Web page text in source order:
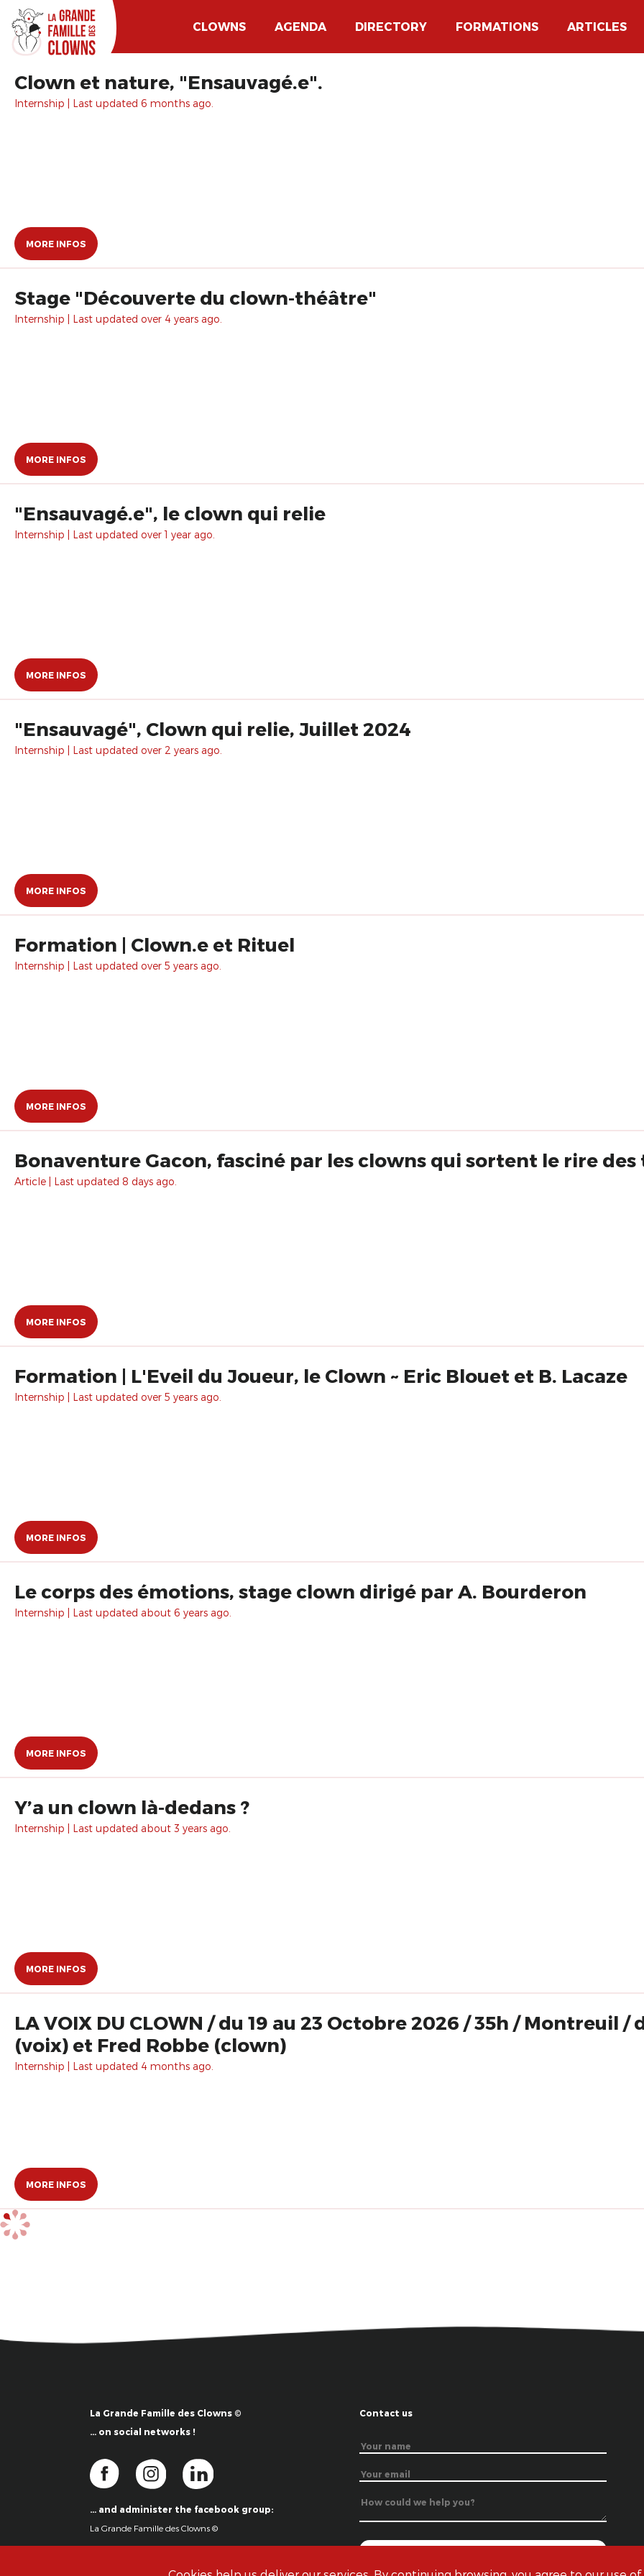
CLOWNS AGENDA DIRECTORY FORMATIONS ARTICLES
Clown et nature, "Ensauvagé.e".
Internship | Last updated 6 months ago.
MORE INFOS
Stage "Découverte du clown-théâtre"
Internship | Last updated over 4 years ago.
MORE INFOS
"Ensauvagé.e", le clown qui relie
Internship | Last updated over 1 year ago.
MORE INFOS
"Ensauvagé", Clown qui relie, Juillet 2024
Internship | Last updated over 2 years ago.
MORE INFOS
Formation | Clown.e et Rituel
Internship | Last updated over 5 years ago.
MORE INFOS
Bonaventure Gacon, fasciné par les clowns qui sortent le rire des
Article | Last updated 8 days ago.
MORE INFOS
Formation | L'Eveil du Joueur, le Clown ~ Eric Blouet et B. Lacaze
Internship | Last updated over 5 years ago.
MORE INFOS
Le corps des émotions, stage clown dirigé par A. Bourderon
Internship | Last updated about 6 years ago.
MORE INFOS
Y’a un clown là-dedans ?
Internship | Last updated about 3 years ago.
MORE INFOS
LA VOIX DU CLOWN / du 19 au 23 Octobre 2026 / 35h / Montreuil
(voix) et Fred Robbe (clown)
Internship | Last updated 4 months ago.
MORE INFOS
La Grande Famille des Clowns ©
… on social networks !
… and administer the facebook group:
La Grande Famille des Clowns ©
Contact us